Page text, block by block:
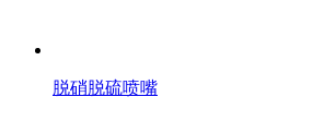
脱硝脱硫喷嘴